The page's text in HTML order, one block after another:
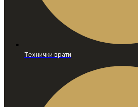
Технички врати